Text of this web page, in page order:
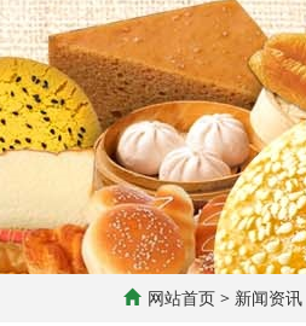
网站首页 > 新闻资讯